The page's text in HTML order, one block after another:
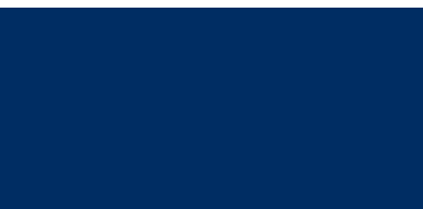
settings. Once activated, you can enjoy the benefits